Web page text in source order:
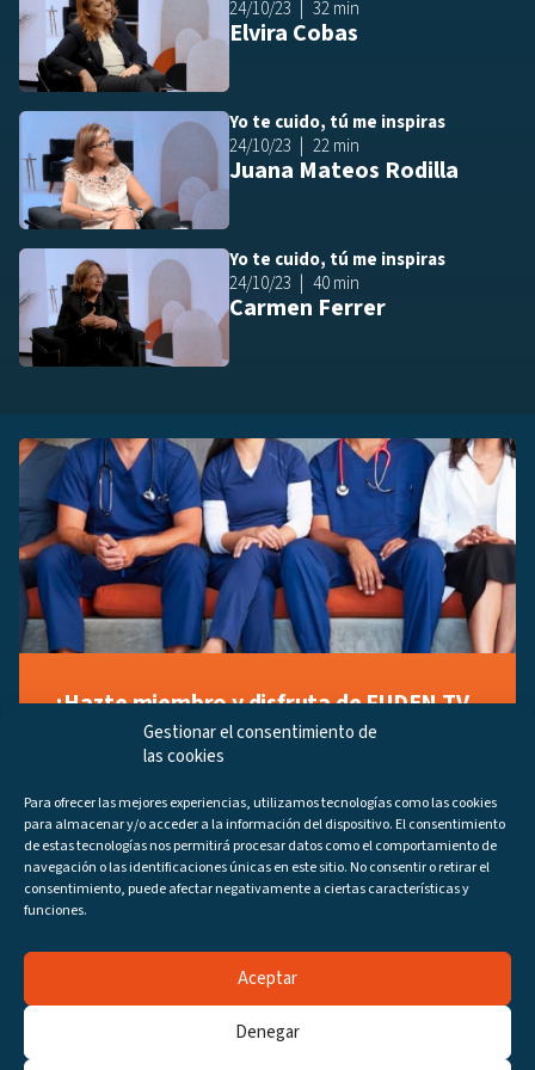
Gestionar el consentimiento de
las cookies
Para ofrecer las mejores experiencias, utilizamos tecnologías como las cookies
para almacenar y/o acceder a la información del dispositivo. El consentimiento
de estas tecnologías nos permitirá procesar datos como el comportamiento de
navegación o las identificaciones únicas en este sitio. No consentir o retirar el
consentimiento, puede afectar negativamente a ciertas características y
funciones.
Aceptar
Denegar
24/10/23 32 min
Elvira Cobas
Yo te cuido, tú me inspiras
24/10/23
22 min
Juana Mateos Rodilla
Yo te cuido, tú me inspiras
24/10/23
40 min
Carmen Ferrer
¡Hazte miembro y disfruta de FUDEN TV
a tu manera!
Regístrate ahora gratuitamente y marca tus videos
los últimos programas disponibles.
Regístrate ahora
Canales Programas DIRECTO